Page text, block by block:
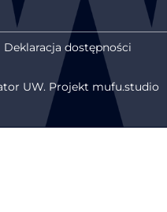
Deklaracja dostępności
UW. Projekt mufu.studio